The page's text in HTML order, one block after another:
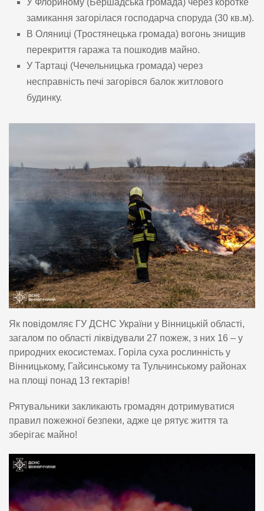
У Флориному (Бершадська громада) через коротке
замикання загорілася господарча споруда (30 кв.м).
В Оляниці (Тростянецька громада) вогонь знищив
перекриття гаража та пошкодив майно.
У Тартаці (Чечельницька громада) через
несправність печі загорівся балок житлового
будинку.
Як повідомляє ГУ ДСНС України у Вінницькій області,
загалом по області ліквідували 27 пожеж, з них 16 – у
природних екосистемах. Горіла суха рослинність у
Вінницькому, Гайсинському та Тульчинському районах
на площі понад 13 гектарів!
Рятувальники закликають громадян дотримуватися
правил пожежної безпеки, адже це рятує життя та
зберігає майно!